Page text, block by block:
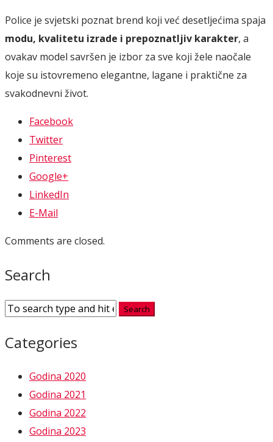
Police je svjetski poznat brend koji već desetljećima spaja
modu, kvalitetu izrade i prepoznatljiv karakter, a
ovakav model savršen je izbor za sve koji žele naočale
koje su istovremeno elegantne, lagane i praktične za
svakodnevni život.
Facebook
Twitter
Pinterest
Google+
LinkedIn
E-Mail
Comments are closed.
Search
Categories
Godina 2020
Godina 2021
Godina 2022
Godina 2023